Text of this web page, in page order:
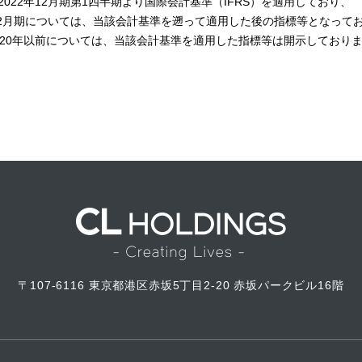
期については、当該会計基準を遡って適用した後の指標等となってお
年以前については、当該会計基準を適用した指標等は開示しておりま
〒107-6116 東京都港区赤坂5丁目2-20赤坂パークビル16階